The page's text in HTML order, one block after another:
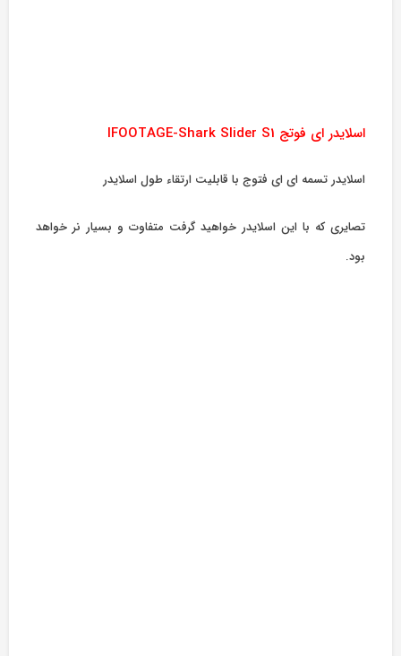
اسلایدر ای فوتج IFOOTAGE-Shark Slider S1
اسلایدر تسمه ای ای فتوج با قابلیت ارتقاء طول اسلایدر
تصایری که با این اسلایدر خواهید گرفت متفاوت و بسیار نر خواهد
بود.